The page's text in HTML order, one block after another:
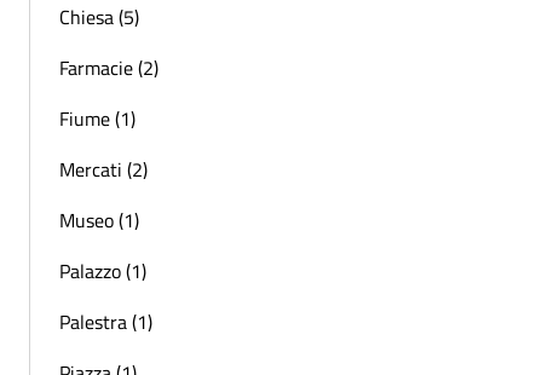
Chiesa (5)
Farmacie (2)
Fiume (1)
Mercati (2)
Museo (1)
Palazzo (1)
Palestra (1)